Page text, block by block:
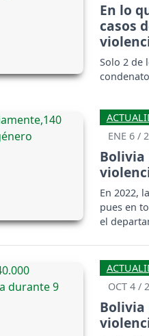
En lo
casos
Solo 2 de
ENE 6 /
Bolivia
En 2022,
pues en
el
OCT 4 /
Bolivia